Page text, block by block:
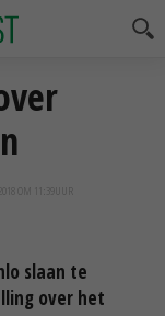
OM 11:39
slaan te
over het